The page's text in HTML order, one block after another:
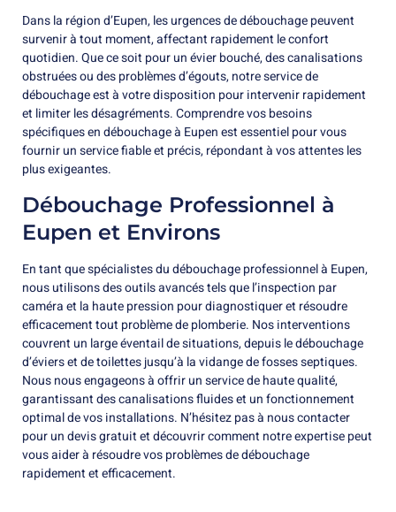
Dans la région d’Eupen, les urgences de débouchage peuvent
survenir à tout moment, affectant rapidement le confort
quotidien. Que ce soit pour un évier bouché, des canalisations
obstruées ou des problèmes d’égouts, notre service de
débouchage est à votre disposition pour intervenir rapidement
et limiter les désagréments. Comprendre vos besoins
spécifiques en débouchage à Eupen est essentiel pour vous
fournir un service fiable et précis, répondant à vos attentes les
plus exigeantes.
Débouchage Professionnel à
Eupen et Environs
En tant que spécialistes du débouchage professionnel à Eupen,
nous utilisons des outils avancés tels que l’inspection par
caméra et la haute pression pour diagnostiquer et résoudre
efficacement tout problème de plomberie. Nos interventions
couvrent un large éventail de situations, depuis le débouchage
d’éviers et de toilettes jusqu’à la vidange de fosses septiques.
Nous nous engageons à offrir un service de haute qualité,
garantissant des canalisations fluides et un fonctionnement
optimal de vos installations. N’hésitez pas à nous contacter
pour un devis gratuit et découvrir comment notre expertise peut
vous aider à résoudre vos problèmes de débouchage
rapidement et efficacement.